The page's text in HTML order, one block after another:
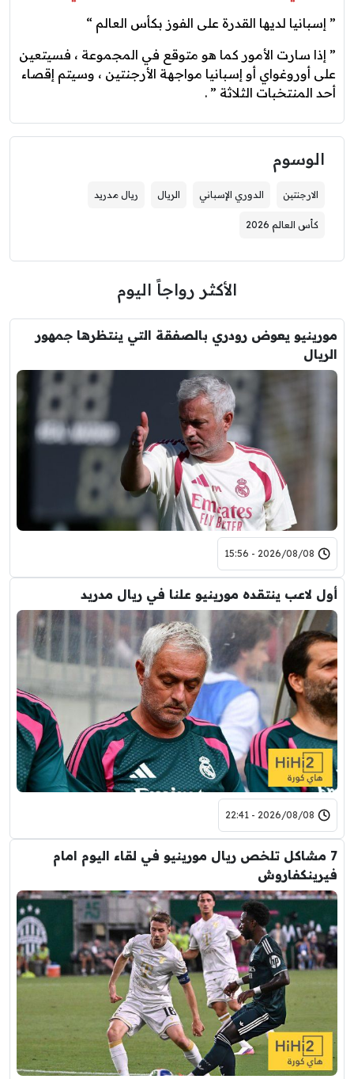
” إسبانيا لديها القدرة على الفوز بكأس العالم “
” إذا سارت الأمور كما هو متوقع في المجموعة ، فسيتعين
على أوروغواي أو إسبانيا مواجهة الأرجنتين ، وسيتم إقصاء
أحد المنتخبات الثلاثة ” .
الوسوم
الارجنتين الدوري الإسباني الريال ريال مدريد
كأس العالم 2026
الأكثر رواجاً اليوم
مورينيو يعوض رودري بالصفقة التي ينتظرها جمهور
الريال
2026/08/08 - 15:56
أول لاعب ينتقده مورينيو علنا في ريال مدريد
2026/08/08 - 22:41
7 مشاكل تلخص ريال مورينيو في لقاء اليوم امام
فيرينكفاروش